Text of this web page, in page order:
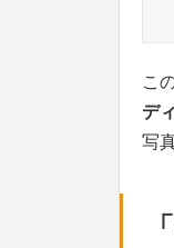
こ
デ
写